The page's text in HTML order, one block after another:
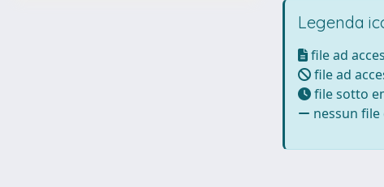
Legenda
file ad
file ad
file sotto
nessun